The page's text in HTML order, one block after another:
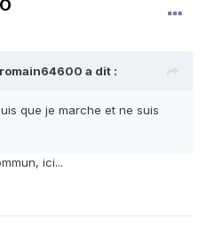
a dit :
que je marche et ne suis
ici...